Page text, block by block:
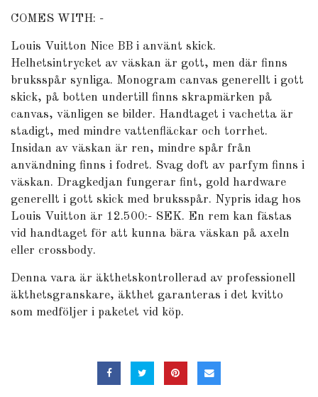
COMES WITH: -
Louis Vuitton Nice BB i använt skick.
Helhetsintrycket av väskan är gott, men där finns
bruksspår synliga. Monogram canvas generellt i gott
skick, på botten undertill finns skrapmärken på
canvas, vänligen se bilder. Handtaget i vachetta är
stadigt, med mindre vattenfläckar och torrhet.
Insidan av väskan är ren, mindre spår från
användning finns i fodret. Svag doft av parfym finns i
väskan. Dragkedjan fungerar fint, gold hardware
generellt i gott skick med bruksspår. Nypris idag hos
Louis Vuitton är 12.500:- SEK. En rem kan fästas
vid handtaget för att kunna bära väskan på axeln
eller crossbody.
Denna vara är äkthetskontrollerad av professionell
äkthetsgranskare, äkthet garanteras i det kvitto
som medföljer i paketet vid köp.